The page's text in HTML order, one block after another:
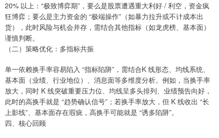
20% 以上：“极致博弈期”，要么是股票遭遇重大利好 / 利空，资金疯
狂博弈；要么是主力资金的 “极端操作”（如暴力拉升或不计成本出
货），此时风险与机会并存，需结合其他指标（如龙虎榜、基本面）
谨慎判断。
（二）策略优化：多指标共振
单一依赖换手率容易陷入 “指标陷阱”，需结合K 线形态、均线系统、
基本面（业绩、行业地位）、消息面等多维度分析。例如，当换手率
放大，同时 K 线突破重要压力位、均线呈多头排列、业绩预告向好，
此时的高换手就是 “趋势确认信号”；若换手率放大，但 K 线收出 “长
上影线”、基本面存在瑕疵，高换手可能就是 “诱多陷阱”。
四、核心回顾